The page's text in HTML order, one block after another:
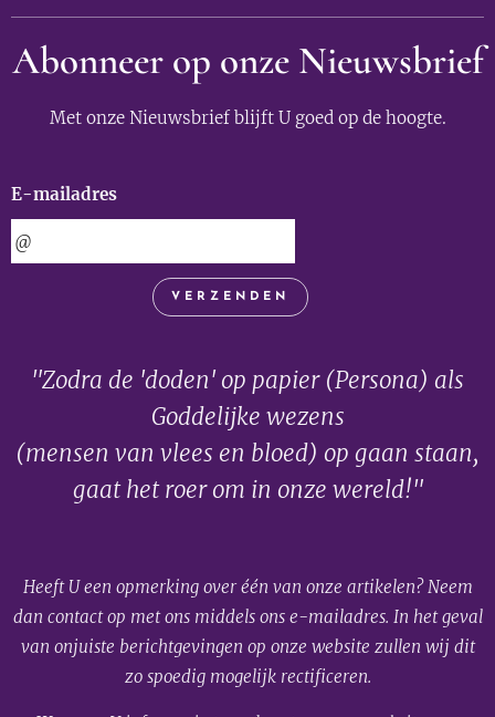
Abonneer op onze Nieuwsbrief
Met onze Nieuwsbrief blijft U goed op de hoogte.
E-mailadres
VERZENDEN
"Zodra de 'doden' op papier (Persona) als
Goddelijke wezens
(mensen van vlees en bloed) op gaan staan,
gaat het roer om in onze wereld!"
Heeft U een opmerking over één van onze artikelen? Neem
dan contact op met ons middels ons e-mailadres. In het geval
van onjuiste berichtgevingen op onze website zullen wij dit
zo spoedig mogelijk rectificeren.